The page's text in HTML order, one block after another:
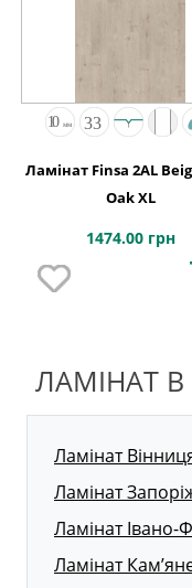
Ламінат Finsa 2AL Beige Eyre
Oak XL
1474.00 грн
ЛАМІНАТ
Ламінат
Ламінат
Ламінат Івано-
Ламінат